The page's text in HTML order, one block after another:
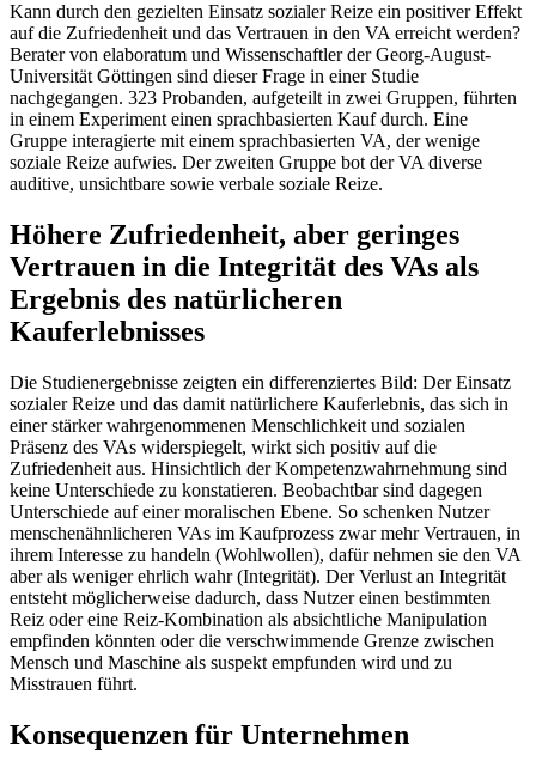
Kann durch den gezielten Einsatz sozialer Reize ein positiver Effekt
auf die Zufriedenheit und das Vertrauen in den VA erreicht werden?
Berater von elaboratum und Wissenschaftler der Georg-August-
Universität Göttingen sind dieser Frage in einer Studie
nachgegangen. 323 Probanden, aufgeteilt in zwei Gruppen, führten
in einem Experiment einen sprachbasierten Kauf durch. Eine
Gruppe interagierte mit einem sprachbasierten VA, der wenige
soziale Reize aufwies. Der zweiten Gruppe bot der VA diverse
auditive, unsichtbare sowie verbale soziale Reize.
Höhere Zufriedenheit, aber geringes
Vertrauen in die Integrität des VAs als
Ergebnis des natürlicheren
Kauferlebnisses
Die Studienergebnisse zeigten ein differenziertes Bild: Der Einsatz
sozialer Reize und das damit natürlichere Kauferlebnis, das sich in
einer stärker wahrgenommenen Menschlichkeit und sozialen
Präsenz des VAs widerspiegelt, wirkt sich positiv auf die
Zufriedenheit aus. Hinsichtlich der Kompetenzwahrnehmung sind
keine Unterschiede zu konstatieren. Beobachtbar sind dagegen
Unterschiede auf einer moralischen Ebene. So schenken Nutzer
menschenähnlicheren VAs im Kaufprozess zwar mehr Vertrauen, in
ihrem Interesse zu handeln (Wohlwollen), dafür nehmen sie den VA
aber als weniger ehrlich wahr (Integrität). Der Verlust an Integrität
entsteht möglicherweise dadurch, dass Nutzer einen bestimmten
Reiz oder eine Reiz-Kombination als absichtliche Manipulation
empfinden könnten oder die verschwimmende Grenze zwischen
Mensch und Maschine als suspekt empfunden wird und zu
Misstrauen führt.
Konsequenzen für Unternehmen